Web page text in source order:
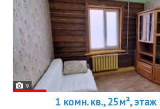
9
1 комн. кв., 25м², этаж